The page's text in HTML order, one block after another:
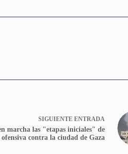
SIGUIENTE ENTRADA
marcha las "etapas iniciales" de
ofensiva contra la ciudad de Gaza